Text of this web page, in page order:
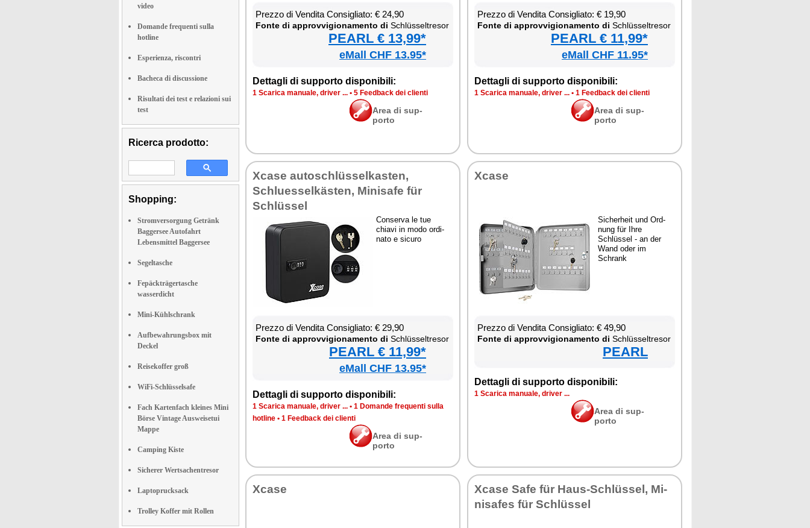
video
Domande frequenti sulla
hotline
Esperienza, riscontri
Bacheca di discussione
Risultati dei test e relazioni sui
test
Ricerca prodotto:
Shopping:
Stromversorgung Getränk
Baggersee Autofahrt
Lebensmittel Baggersee
Segeltasche
Fepäckträgertasche
wasserdicht
Mini-Kühlschrank
Aufbewahrungsbox mit
Deckel
Reisekoffer groß
WiFi-Schlüsselsafe
Fach Kartenfach kleines Mini
Börse Vintage Ausweisetui
Mappe
Camping Kiste
Sicherer Wertsachentresor
Laptoprucksack
Trolley Koffer mit Rollen
Prez­zo di Ven­di­ta Con­si­glia­to: € 24,90
Fon­te di ap­prov­vi­gio­na­men­to di Schlüssel­tre­sor
PEARL € 13,99*
eMall CHF 13.95*
Det­ta­gli di sup­por­to di­spo­ni­bi­li:
1 Sca­ri­ca ma­nua­le, dri­ver ... • 5 Feed­back dei clien­ti
Area di sup­
por­to
Prez­zo di Ven­di­ta Con­si­glia­to: € 19,90
Fon­te di ap­prov­vi­gio­na­men­to di Schlüssel­tre­sor
PEARL € 11,99*
eMall CHF 11.95*
Det­ta­gli di sup­por­to di­spo­ni­bi­li:
1 Sca­ri­ca ma­nua­le, dri­ver ... • 1 Feed­back dei clien­ti
Area di sup­
por­to
Xca­se au­to­schlüssel­ka­sten,
Schlues­selkästen, Mi­ni­sa­fe für
Schlüssel
Con­ser­va le tue
chia­vi in mo­do or­di­
na­to e si­cu­ro
Prez­zo di Ven­di­ta Con­si­glia­to: € 29,90
Fon­te di ap­prov­vi­gio­na­men­to di Schlüssel­tre­sor
PEARL € 11,99*
eMall CHF 13.95*
Det­ta­gli di sup­por­to di­spo­ni­bi­li:
1 Sca­ri­ca ma­nua­le, dri­ver ... • 1 Do­man­de fre­quen­ti sul­la
ho­tli­ne • 1 Feed­back dei clien­ti
Area di sup­
por­to
Xca­se
Si­che­rheit und Ord­
nung für Ih­re
Schlüssel - an der
Wand oder im
Schrank
Prez­zo di Ven­di­ta Con­si­glia­to: € 49,90
Fon­te di ap­prov­vi­gio­na­men­to di Schlüssel­tre­sor
PEARL
Det­ta­gli di sup­por­to di­spo­ni­bi­li:
1 Sca­ri­ca ma­nua­le, dri­ver ...
Area di sup­
por­to
Xca­se
Xca­se Sa­fe für Haus-Schlüssel, Mi­
ni­sa­fes für Schlüssel